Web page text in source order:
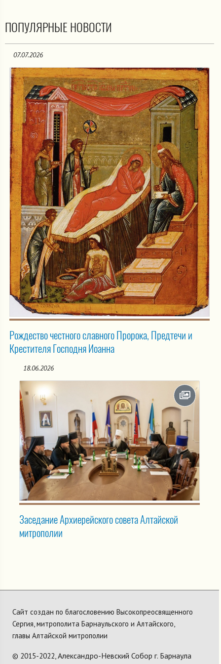
ПОПУЛЯРНЫЕ НОВОСТИ
07.07.2026
Рождество честного славного Пророка, Предтечи и
Крестителя Господня Иоанна
18.06.2026
Заседание Архиерейского совета Алтайской
митрополии
Сайт создан по благословению Высокопреосвященного
Сергия, митрополита Барнаульского и Алтайского,
главы Алтайской митрополии
© 2015-2022, Александро-Невский Собор г. Барнаула